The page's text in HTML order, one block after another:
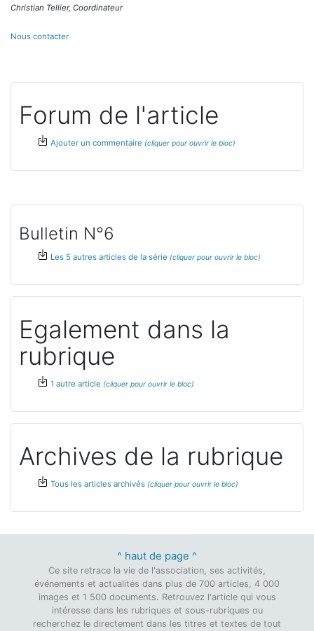
Christian Tellier, Coordinateur
Nous contacter
Forum de l'article
Ajouter un commentaire
Bulletin N°6
Les 5 autres articles de la série
Egalement dans la
rubrique
1 autre article
Archives de la rubrique
Tous les articles archivés
^ haut de page ^
Ce site retrace la vie de l'association, ses activités,
événements et actualités dans plus de 700 articles, 4 000
images et 1 500 documents. Retrouvez l'article qui vous
intéresse dans les rubriques et sous-rubriques ou
recherchez le directement dans les titres et textes de tout